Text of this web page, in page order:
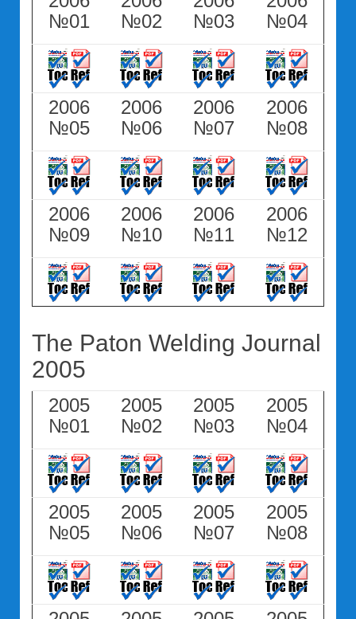
№01
№02
№03
№04
2006
№05
2006
№06
2006
№07
2006
№08
2006
№09
2006
№10
2006
№11
2006
№12
The Paton Welding Journal
2005
2005
№01
2005
№02
2005
№03
2005
№04
2005
№05
2005
№06
2005
№07
2005
№08